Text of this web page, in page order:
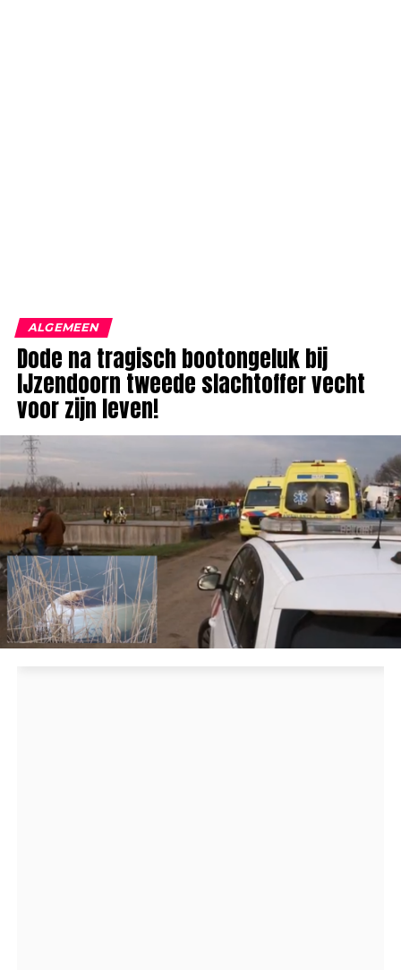
ALGEMEEN
Dode na tragisch bootongeluk bij
IJzendoorn tweede slachtoffer vecht
voor zijn leven!